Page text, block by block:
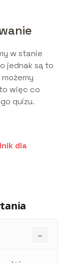
w stanie
jednak są to
więc co
quizu.
dla